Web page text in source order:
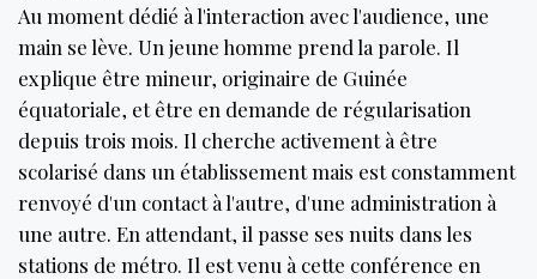
Au moment dédié à l'interaction avec l'audience, une
main se lève. Un jeune homme prend la parole. Il
explique être mineur, originaire de Guinée
équatoriale, et être en demande de régularisation
depuis trois mois. Il cherche activement à être
scolarisé dans un établissement mais est constamment
renvoyé d'un contact à l'autre, d'une administration à
une autre. En attendant, il passe ses nuits dans les
stations de métro. Il est venu à cette conférence en